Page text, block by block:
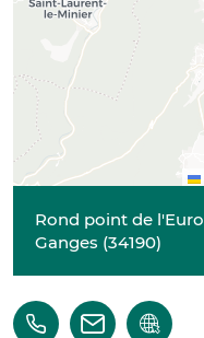
Rond point de
Ganges (34190)